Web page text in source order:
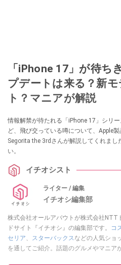
「iPhone 17」が待ち
プデートは来る？新
ト？マニアが解説
情報解禁が待たれる「iPhone 17」シリ
ど、飛び交っている噂について、Apple
Segorita the 3rdさんが解説してくれまし
い。
イチオシスト
ライター / 編集
イチオシ編集部
株式会社オールアバウトが株式会社NTT
ドサイト『イチオシ』の編集部です。
コ
セリア、 スターバックスなどの人気ショ
を通してご紹介。話題のグルメやマニア